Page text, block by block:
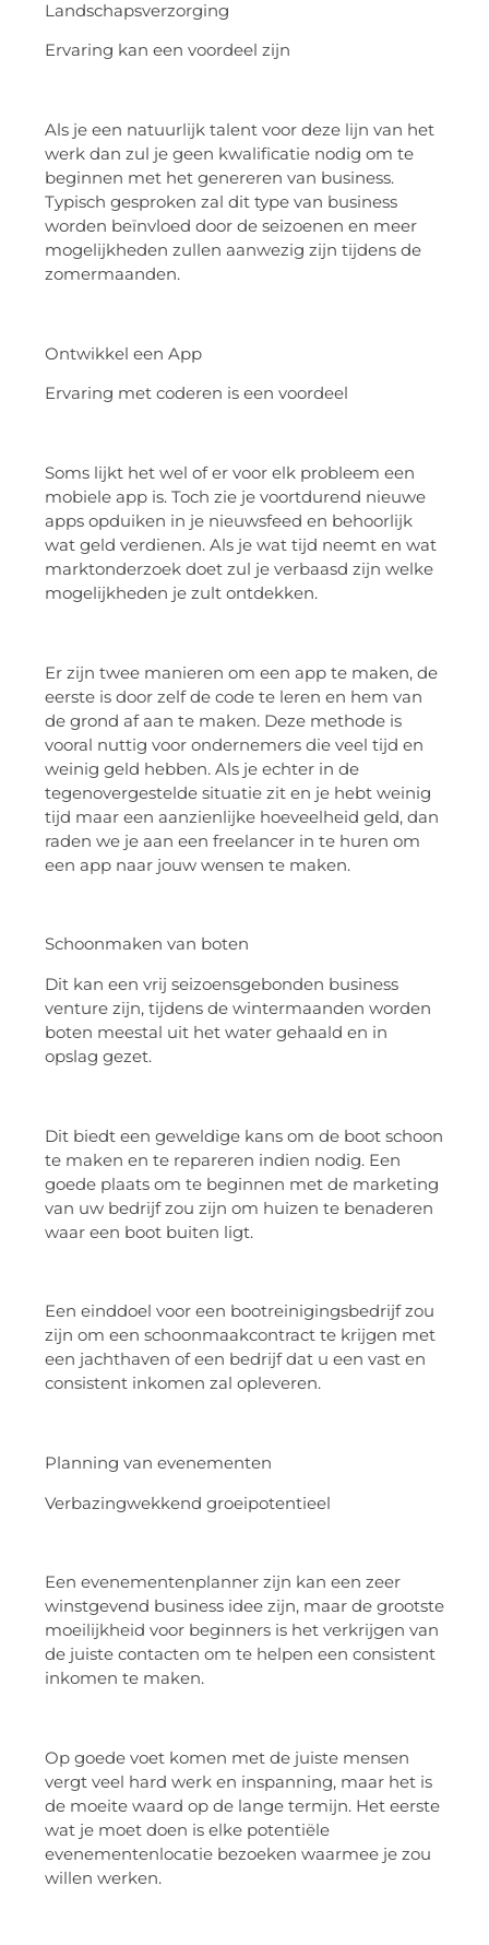
Landschapsverzorging
Ervaring kan een voordeel zijn
Als je een natuurlijk talent voor deze lijn van het
werk dan zul je geen kwalificatie nodig om te
beginnen met het genereren van business.
Typisch gesproken zal dit type van business
worden beïnvloed door de seizoenen en meer
mogelijkheden zullen aanwezig zijn tijdens de
zomermaanden.
Ontwikkel een App
Ervaring met coderen is een voordeel
Soms lijkt het wel of er voor elk probleem een
mobiele app is. Toch zie je voortdurend nieuwe
apps opduiken in je nieuwsfeed en behoorlijk
wat geld verdienen. Als je wat tijd neemt en wat
marktonderzoek doet zul je verbaasd zijn welke
mogelijkheden je zult ontdekken.
Er zijn twee manieren om een app te maken, de
eerste is door zelf de code te leren en hem van
de grond af aan te maken. Deze methode is
vooral nuttig voor ondernemers die veel tijd en
weinig geld hebben. Als je echter in de
tegenovergestelde situatie zit en je hebt weinig
tijd maar een aanzienlijke hoeveelheid geld, dan
raden we je aan een freelancer in te huren om
een app naar jouw wensen te maken.
Schoonmaken van boten
Dit kan een vrij seizoensgebonden business
venture zijn, tijdens de wintermaanden worden
boten meestal uit het water gehaald en in
opslag gezet.
Dit biedt een geweldige kans om de boot schoon
te maken en te repareren indien nodig. Een
goede plaats om te beginnen met de marketing
van uw bedrijf zou zijn om huizen te benaderen
waar een boot buiten ligt.
Een einddoel voor een bootreinigingsbedrijf zou
zijn om een schoonmaakcontract te krijgen met
een jachthaven of een bedrijf dat u een vast en
consistent inkomen zal opleveren.
Planning van evenementen
Verbazingwekkend groeipotentieel
Een evenementenplanner zijn kan een zeer
winstgevend business idee zijn, maar de grootste
moeilijkheid voor beginners is het verkrijgen van
de juiste contacten om te helpen een consistent
inkomen te maken.
Op goede voet komen met de juiste mensen
vergt veel hard werk en inspanning, maar het is
de moeite waard op de lange termijn. Het eerste
wat je moet doen is elke potentiële
evenementenlocatie bezoeken waarmee je zou
willen werken.